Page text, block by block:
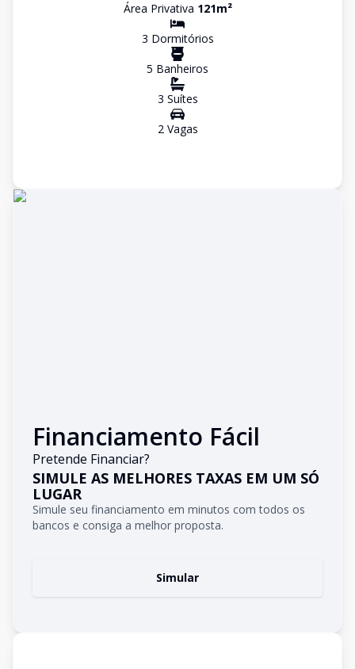
Área Privativa 121m²
3 Dormitórios
5 Banheiros
3 Suítes
2Vagas
Financiamento Fácil
Pretende Financiar?
SIMULE AS MELHORES TAXAS EM UM SÓ
LUGAR
Simule seu financiamento em minutos com todos os
bancos e consiga a melhor proposta.
Simular